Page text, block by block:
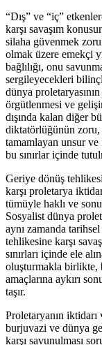
“Dış” ve “iç”
karşı savaşım
silaha güvenmek
olmak üzere emekçi
bağlılığı, onu
sergileyecekleri
dünya
örgütlenmesi ve
dışında kalan diğer
diktatörlüğünün zoru,
tamamlayan unsur
bu sınırlar içinde
Geriye dönüş
karşı proletarya
tümüyle haklı ve
Sosyalist dünya
aynı zamanda
tehlikesine karşı
sınırları içinde ele
oluşturmakla birlikte,
amaçlarına aykırı
taşır.
Proletaryanın
burjuvazi ve dünya
karşı savunulması